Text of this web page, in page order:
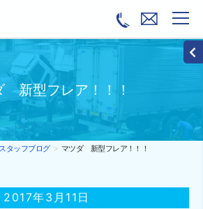
新型フレア！！！
スタッフブログ マツダ 新型フレア！！！
2017年3月11日